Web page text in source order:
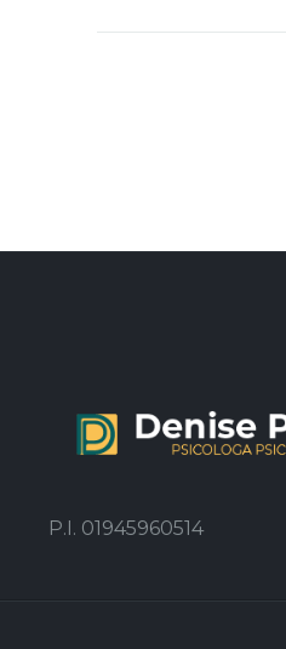
P.I. 01945960514